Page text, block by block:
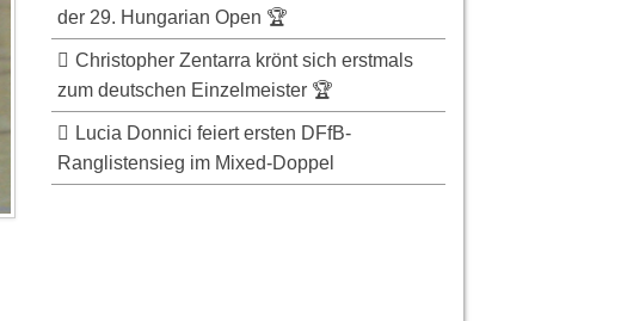
der 29. Hungarian Open 🏆
Christopher Zentarra krönt sich erstmals
zum deutschen Einzelmeister 🏆
Lucia Donnici feiert ersten DFfB-
Ranglistensieg im Mixed-Doppel